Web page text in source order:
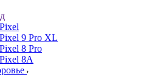
9 Pro XL
8 Pro
8A